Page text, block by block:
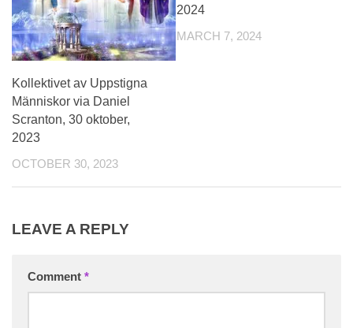
Kollektivet av Uppstigna
Människor via Daniel
Scranton, 30 oktober,
2023
OCTOBER 30, 2023
2024
MARCH 7, 2024
LEAVE A REPLY
Comment *